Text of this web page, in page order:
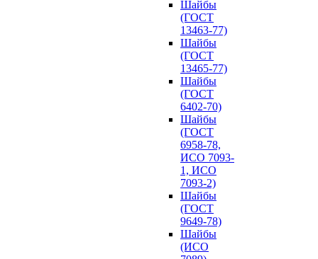
Шайбы
(ГОСТ
13463-77)
Шайбы
(ГОСТ
13465-77)
Шайбы
(ГОСТ
6402-70)
Шайбы
(ГОСТ
6958-78,
ИСО 7093-
1, ИСО
7093-2)
Шайбы
(ГОСТ
9649-78)
Шайбы
(ИСО